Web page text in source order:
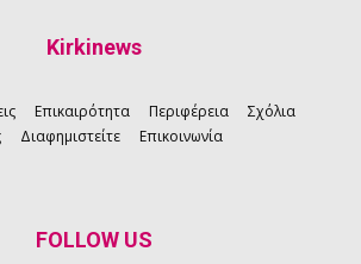
Kirkinews
Επικαιρότητα Περιφέρεια
Σχόλια
Διαφημιστείτε Επικοινωνία
FOLLOW US